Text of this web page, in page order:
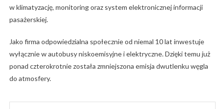
w klimatyzację, monitoring oraz system elektronicznej informacji
pasażerskiej.
Jako firma odpowiedzialna społecznie od niemal 10 lat inwestuje
wyłącznie w autobusy niskoemisyjne i elektryczne. Dzięki temu już
ponad czterokrotnie została zmniejszona emisja dwutlenku węgla
do atmosfery.